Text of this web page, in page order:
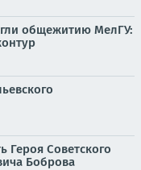
общежитию МелГУ:
Героя Советского
Боброва